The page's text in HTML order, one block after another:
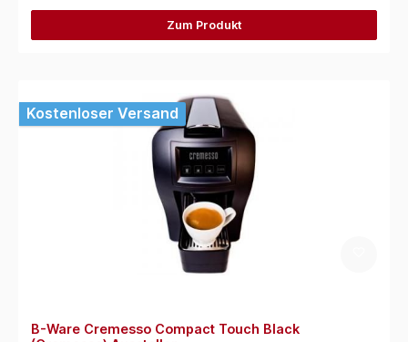
Zum Produkt
Kostenloser Versand
B-Ware Cremesso Compact Touch Black